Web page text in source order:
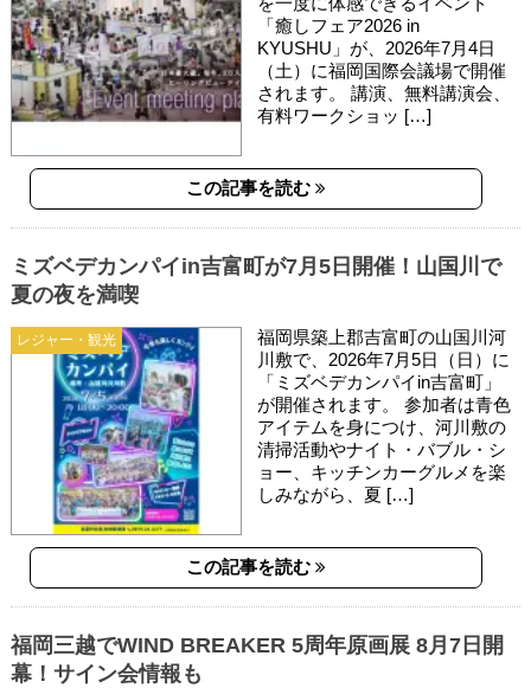
「癒しフェア2026 in
KYUSHU」が、2026年7月4日
（土）に福岡国際会議場で開催
されます。 講演、無料講演会、
有料ワークショッ […]
この記事を読む
レジャー・観光
ミズベデカンパイin吉富町が7月5日開催！山国川で
夏の夜を満喫
福岡県築上郡吉富町の山国川河
川敷で、2026年7月5日（日）に
「ミズベデカンパイin吉富町」
が開催されます。 参加者は青色
アイテムを身につけ、河川敷の
清掃活動やナイト・バブル・シ
ョー、キッチンカーグルメを楽
しみながら、夏 […]
この記事を読む
福岡三越でWIND BREAKER 5周年原画展 8月7日開
幕！サイン会情報も